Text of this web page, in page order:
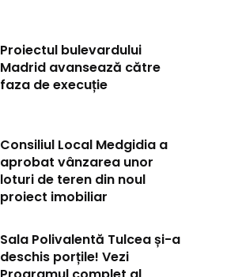
Proiectul bulevardului
Madrid avansează către
faza de execuție
Consiliul Local Medgidia a
aprobat vânzarea unor
loturi de teren din noul
proiect imobiliar
Sala Polivalentă Tulcea și-a
deschis porțile! Vezi